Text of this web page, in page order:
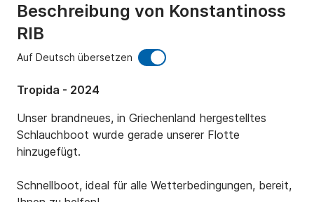
Beschreibung von Konstantinoss
RIB
Auf Deutsch übersetzen
Tropida - 2024
Unser brandneues, in Griechenland hergestelltes
Schlauchboot wurde gerade unserer Flotte
hinzugefügt.
Schnellboot, ideal für alle Wetterbedingungen, bereit,